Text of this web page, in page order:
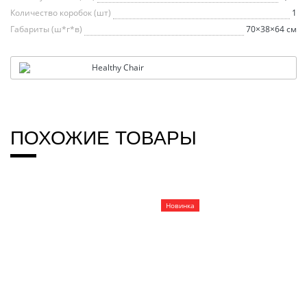
Количество коробок (шт)
1
Габариты (ш*г*в)
70×38×64 см
Healthy Chair
ПОХОЖИЕ ТОВАРЫ
Новинка